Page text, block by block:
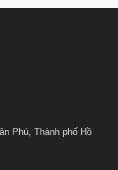
Phú, Thành phố Hồ